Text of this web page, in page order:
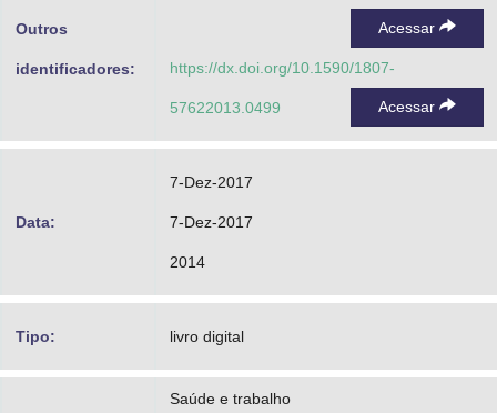
Outros
identificadores:
Acessar
https://dx.doi.org/10.1590/1807-
57622013.0499 Acessar
Data:
7-Dez-2017
7-Dez-2017
2014
Tipo: livro digital
Saúde e trabalho